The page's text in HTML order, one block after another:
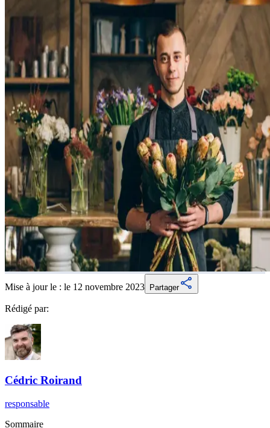
Mise à jour le : le 12 novembre 2023 Partager
Rédigé par:
Cédric Roirand
responsable
Sommaire